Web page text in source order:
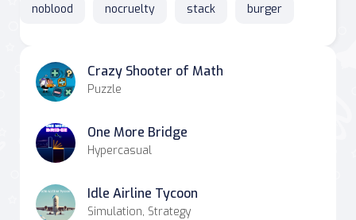
noblood nocruelty stack burger
Crazy Shooter of Math
Puzzle
One More Bridge
Hypercasual
Idle Airline Tycoon
Simulation, Strategy